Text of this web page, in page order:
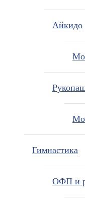
Айкидо
Гимнастика
ОФП и